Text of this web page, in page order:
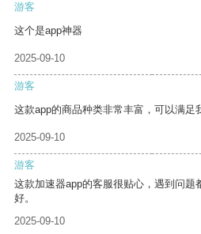
游客
这个是app神器
2025-09-10
游客
这款app的商品种类非常丰富，可以满足
2025-09-10
游客
这款加速器app的客服很贴心，遇到问题
好。
2025-09-10